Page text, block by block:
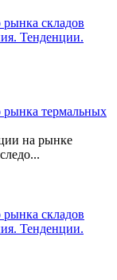
рынка складов
Тенденции.
рынка термальных
на рынке
рынка складов
Тенденции.